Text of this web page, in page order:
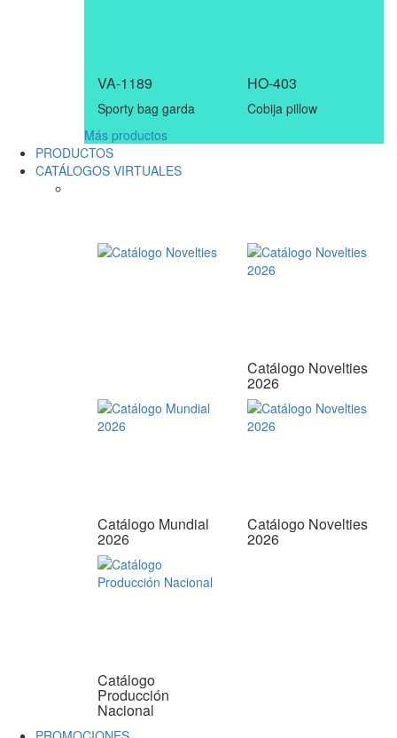
VA-1189
Sporty bag garda
HO-403
Cobija pillow
Más productos
PRODUCTOS
CATÁLOGOS VIRTUALES
Catálogo Novelties
2026
Catálogo Mundial
2026
Catálogo Novelties
2026
Catálogo
Producción
Nacional